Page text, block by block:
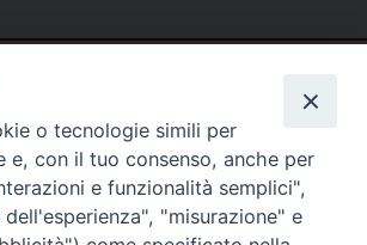
o tecnologie simili per
e, con il tuo consenso, anche per
e funzionalità semplici",
"misurazione" e